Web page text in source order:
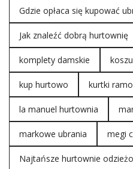
Gdzie opłaca się kupować
Jak znaleźć dobrą hurtownię
komplety damskie
kup hurtowo kurtki
la manuel hurtownia
markowe ubrania megi
Najtańsze hurtownie